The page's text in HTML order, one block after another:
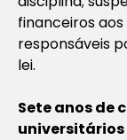
financeiros
responsáveis
lei.
Sete anos de